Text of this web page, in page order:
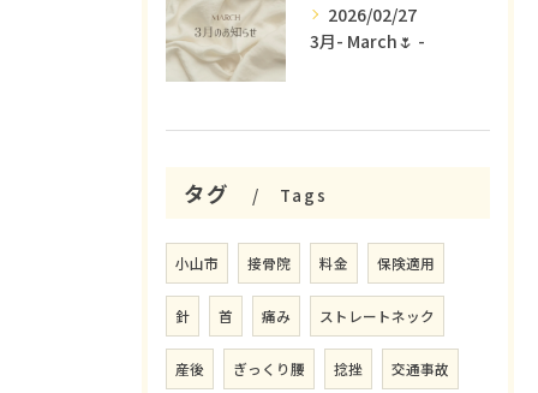
2026/02/27
3月- March🌷 -
タグ Tags
小山市 接骨院 料金 保険適用
針 首 痛み ストレートネック
産後 ぎっくり腰 捻挫 交通事故